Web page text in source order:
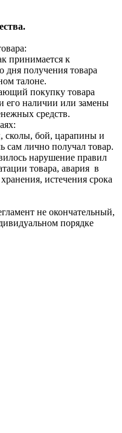
принимается к
дня получения товара
талоне.
покупку товара
его наличии или замены
средств.
сколы, бой, царапины и
сам лично получал товар.
нарушение правил
товара, авария в
истечения срока
не окончательный,
порядке